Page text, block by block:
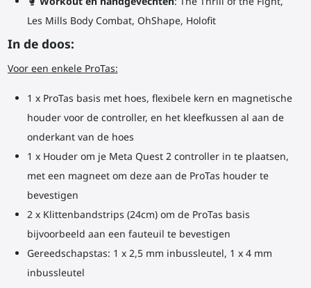
Les Mills Body Combat, OhShape, Holofit
In de doos:
Voor een enkele ProTas:
1 x ProTas basis met hoes, flexibele kern en magnetische
houder voor de controller, en het kleefkussen al aan de
onderkant van de hoes
1 x Houder om je Meta Quest 2 controller in te plaatsen,
met een magneet om deze aan de ProTas houder te
bevestigen
2 x Klittenbandstrips (24cm) om de ProTas basis
bijvoorbeeld aan een fauteuil te bevestigen
Gereedschapstas: 1 x 2,5 mm inbussleutel, 1 x 4 mm
inbussleutel